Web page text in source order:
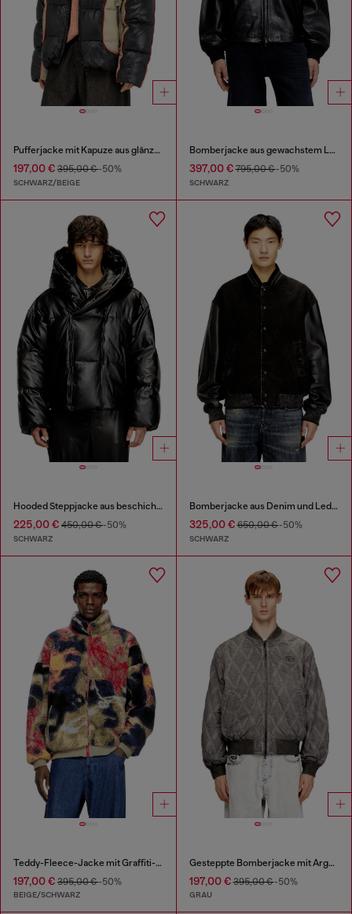
Pufferjacke mit Kapuze aus glänzendem Ripstop
197,00 € 395,00 €-50%
SCHWARZ/BEIGE
Bomberjacke aus gewachstem Leder
397,00 €795,00 €-50%
SCHWARZ
Hooded Steppjacke aus beschichtetem Gewebe
225,00 € 450,00 €-50%
SCHWARZ
Bomberjacke aus Denim und Leder
325,00 €650,00 €-50%
SCHWARZ
Teddy-Fleece-Jacke mit Graffiti-Motiv
197,00 € 395,00 €-50%
BEIGE/SCHWARZ
Gesteppte Bomberjacke mit Argyle-Muster
197,00 €395,00 €-50%
GRAU